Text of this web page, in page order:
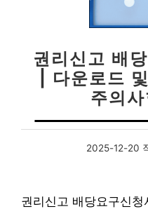
권리신고 배
| 다운로드
주의사
2025-12-20
권리신고 배당요구신